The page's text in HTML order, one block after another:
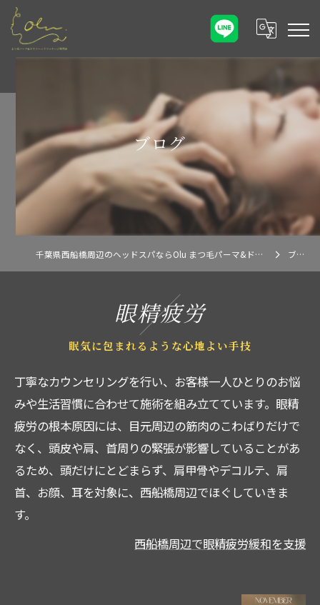
ブログ
千葉県西船橋周辺のヘッドスパならOlu まつ毛パーマ&ドライヘッドマッサージ専門店 ブログ
眼精疲労
眠気に包まれるような心地よい手技
丁寧なカウンセリングを行い、お客様一人ひとりのお悩
みや生活習慣に合わせて施術を組み立てています。眼精
疲労の根本原因には、目元周辺の筋肉のこわばりだけで
なく、頭皮や肩、首周りの緊張が影響していることがあ
るため、頭だけにとどまらず、肩甲骨やデコルテ、肩
首、お顔、耳を対象に、西船橋周辺でほぐしていきま
す。
西船橋周辺で眼精疲労緩和を支援